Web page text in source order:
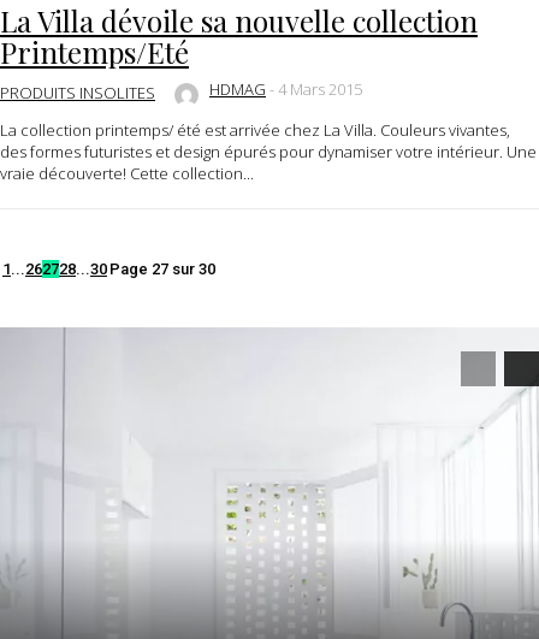
La Villa dévoile sa nouvelle collection
Printemps/Eté
PRODUITS INSOLITES HDMAG -4 Mars 2015
La collection printemps/ été est arrivée chez La Villa. Couleurs vivantes,
des formes futuristes et design épurés pour dynamiser votre intérieur. Une
vraie découverte! Cette collection...
1... 262728...30 Page 27 sur 30